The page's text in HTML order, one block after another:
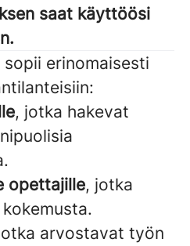
saat käyttöösi
erinomaisesti
, jotka hakevat
opettajille, jotka
arvostavat työn